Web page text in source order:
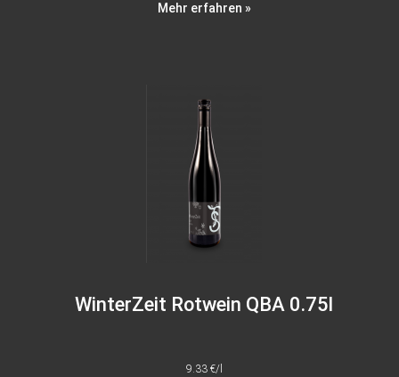
Mehr erfahren »
WinterZeit Rotwein QBA 0.75l
9.33 €/l